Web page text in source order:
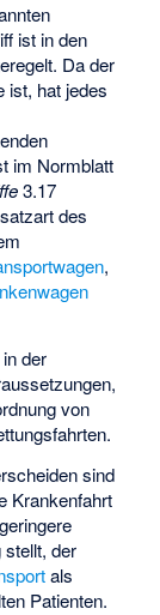
ist in den
Da der
ist, hat jedes
im Normblatt
3.17
des
,
der
von
sind
Krankenfahrt
stellt, der
als
Patienten.